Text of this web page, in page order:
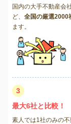
国内の大手不動産会
ど、 全国の厳選2000
ます。
3
最大6社と比較！
素人では1社のみの